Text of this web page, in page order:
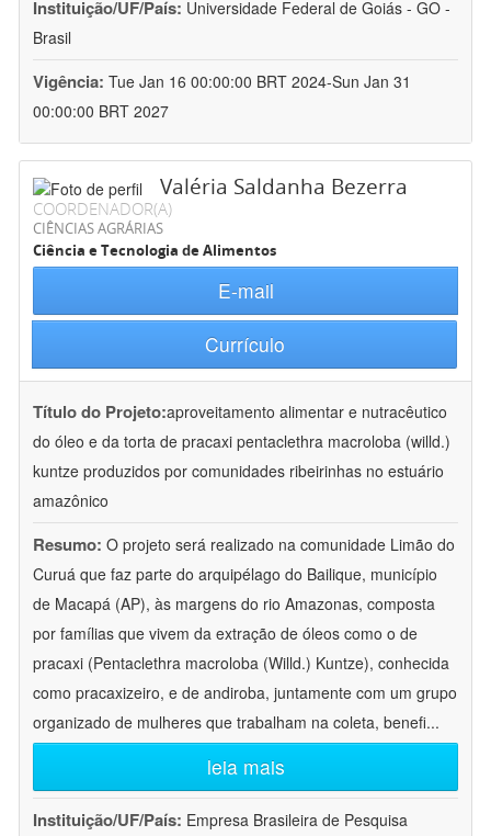
Instituição/UF/País: Universidade Federal de Goiás - GO -
Brasil
Vigência: Tue Jan 16 00:00:00 BRT 2024-Sun Jan 31
00:00:00 BRT 2027
Valéria Saldanha Bezerra
COORDENADOR(A)
CIÊNCIAS AGRÁRIAS
Ciência e Tecnologia de Alimentos
E-mail
Currículo
Título do Projeto:aproveitamento alimentar e nutracêutico
do óleo e da torta de pracaxi pentaclethra macroloba (willd.)
kuntze produzidos por comunidades ribeirinhas no estuário
amazônico
Resumo: O projeto será realizado na comunidade Limão do
Curuá que faz parte do arquipélago do Bailique, município
de Macapá (AP), às margens do rio Amazonas, composta
por famílias que vivem da extração de óleos como o de
pracaxi (Pentaclethra macroloba (Willd.) Kuntze), conhecida
como pracaxizeiro, e de andiroba, juntamente com um grupo
organizado de mulheres que trabalham na coleta, benefi...
leia mais
Instituição/UF/País: Empresa Brasileira de Pesquisa